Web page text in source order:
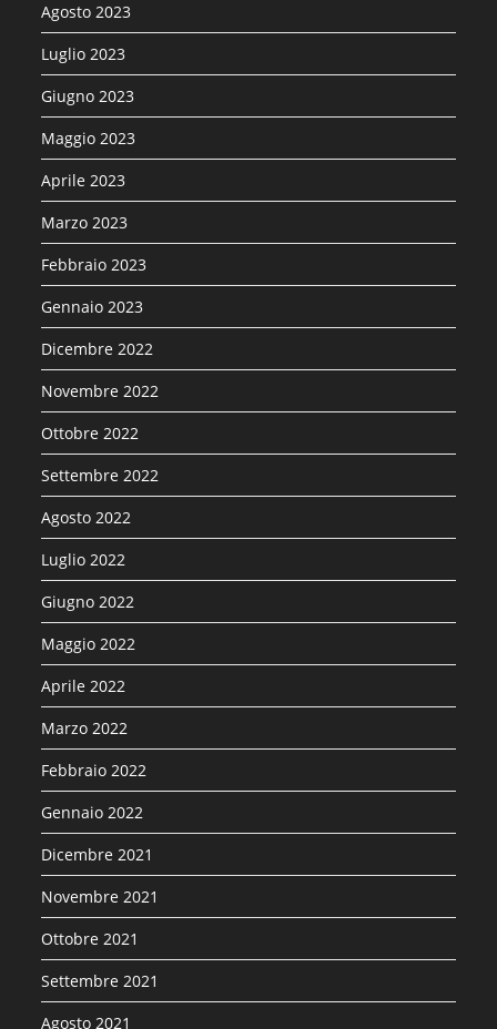
Agosto 2023
Luglio 2023
Giugno 2023
Maggio 2023
Aprile 2023
Marzo 2023
Febbraio 2023
Gennaio 2023
Dicembre 2022
Novembre 2022
Ottobre 2022
Settembre 2022
Agosto 2022
Luglio 2022
Giugno 2022
Maggio 2022
Aprile 2022
Marzo 2022
Febbraio 2022
Gennaio 2022
Dicembre 2021
Novembre 2021
Ottobre 2021
Settembre 2021
Agosto 2021